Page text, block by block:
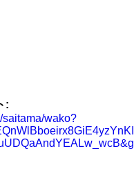
:
saitama/wako?